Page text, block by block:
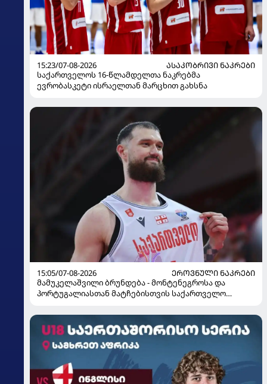
15:23/07-08-2026
ᲐᲡᲐᲙᲝᲑᲠᲘᲕᲘ ᲜᲐᲙᲠᲔᲑᲘ
საქართველოს 16-წლამდელთა ნაკრებმა
ევრობასკეტი ისრაელთან მარცხით გახსნა
15:05/07-08-2026
ᲔᲠᲝᲕᲜᲣᲚᲘ ᲜᲐᲙᲠᲔᲑᲘ
მამუკელაშვილი ბრუნდება - მონტენეგროსა და
პორტუგალიასთან მატჩებისთვის საქართველო